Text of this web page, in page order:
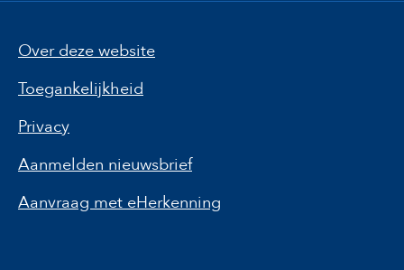
Over deze website
Toegankelijkheid
Privacy
Aanmelden nieuwsbrief
Aanvraag met eHerkenning